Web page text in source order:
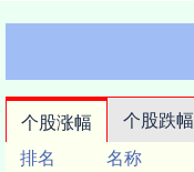
个股涨幅 个股跌幅
排名
名称